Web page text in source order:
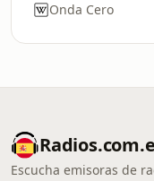
Onda Cero
Escucha emisoras de